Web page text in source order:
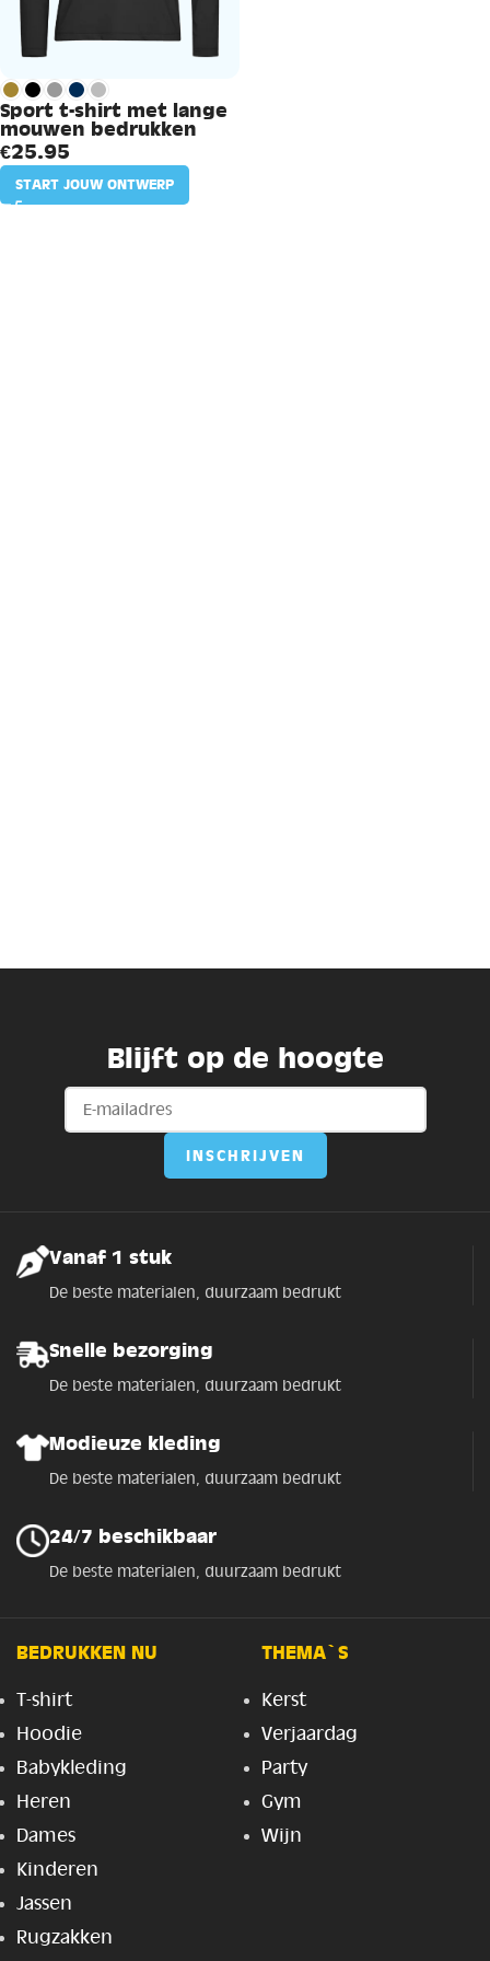
Sport t-shirt met lange
mouwen bedrukken
€25.95
START JOUW ONTWERP
Blijft op de hoogte
Vanaf 1 stuk
De beste materialen, duurzaam bedrukt
Snelle bezorging
De beste materialen, duurzaam bedrukt
Modieuze kleding
De beste materialen, duurzaam bedrukt
24/7 beschikbaar
De beste materialen, duurzaam bedrukt
BEDRUKKEN NU
T-shirt
Hoodie
Babykleding
Heren
Dames
Kinderen
Jassen
Rugzakken
THEMA`S
Kerst
Verjaardag
Party
Gym
Wijn